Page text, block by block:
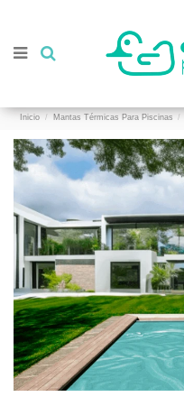
Inicio Mantas Térmicas Para Piscinas